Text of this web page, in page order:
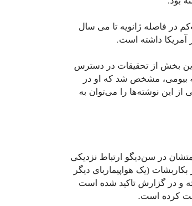
در فاصله ژانویه تا می سال
بخش از تحقیقات در دسترس
بیومی، مشخص شد که او در
از این نوشته‌ها را می‌توان به
در سن‌دیگو ارتباط نزدیکی
(یک هواپیماربای دیگر
و در گزارش تاکید شده است
کرده است.